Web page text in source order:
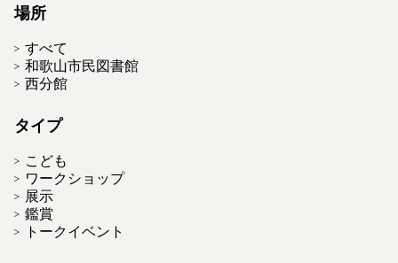
場所
すべて
和歌山市民図書館
西分館
タイプ
こども
ワークショップ
展示
鑑賞
トークイベント